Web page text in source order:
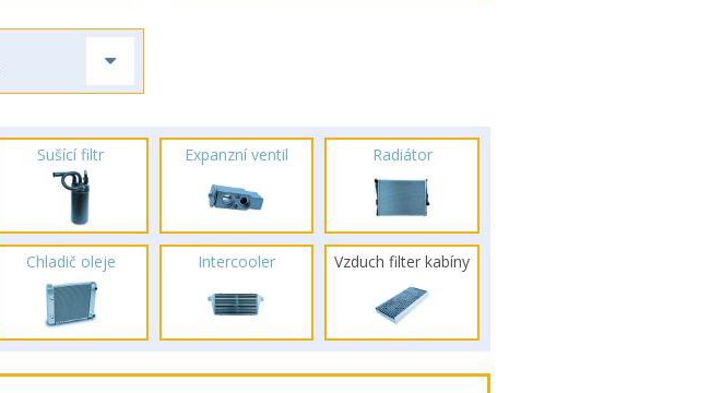
Sušící filtr Expanzní ventil Radiátor
Chladič oleje Intercooler Vzduch filter kabíny